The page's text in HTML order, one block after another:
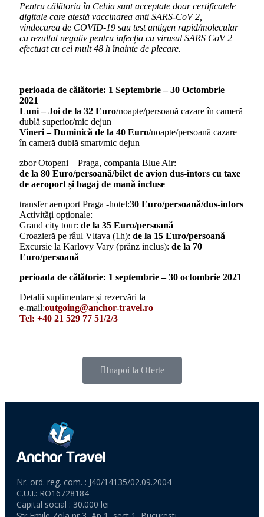
Pentru călătoria în Cehia sunt acceptate doar certificatele
digitale care atestă vaccinarea anti SARS-CoV 2,
vindecarea de COVID-19 sau test antigen rapid/molecular
cu rezultat negativ pentru infecția cu virusul SARS CoV 2
efectuat cu cel mult 48 h înainte de plecare.
perioada de călătorie: 1 Septembrie – 30 Octombrie
2021
Luni – Joi de la 32 Euro/noapte/persoană cazare în cameră
dublă superior/mic dejun
Vineri – Duminică de la 40 Euro/noapte/persoană cazare
în cameră dublă smart/mic dejun
zbor Otopeni – Praga, compania Blue Air:
de la 80 Euro/persoană/bilet de avion dus-întors cu taxe
de aeroport și bagaj de mană incluse
transfer aeroport Praga -hotel:30 Euro/persoană/dus-intors
Activități opționale:
Grand city tour: de la 35 Euro/persoană
Croazieră pe râul Vltava (1h): de la 15 Euro/persoană
Excursie la Karlovy Vary (prânz inclus): de la 70
Euro/persoană
perioada de călătorie: 1 septembrie – 30 octombrie 2021
Detalii suplimentare și rezervări la
e-mail:outgoing@anchor-travel.ro
Tel: +40 21 529 77 51/2/3
Inapoi la Oferte
Nr. ord. reg. com. : J40/14135/02.09.2004
C.U.I.: RO16728184
Capital social : 30.000 lei